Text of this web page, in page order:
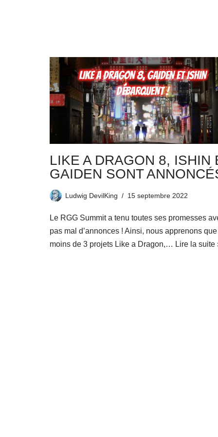
LIKE A DRAGON 8, ISHIN
GAIDEN SONT
Ludwig DevilKing 15 septembre 2022
Le RGG Summit a tenu toutes ses promesses
pas mal d’annonces ! Ainsi, nous apprenons
moins de 3 projets Like a Dragon,… Lire la suite